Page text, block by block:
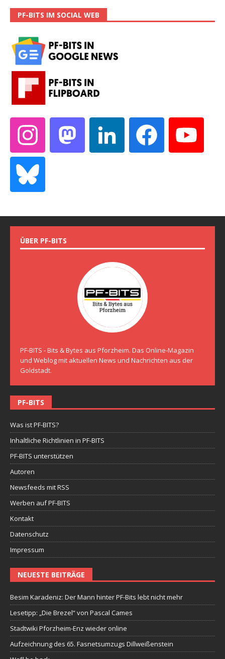
PF-BITS IM SOCIAL WEB
ÜBER PF-BITS
PF-BITS - Bits & Bytes aus Pforzheim. Das Online-Magazin
und Weblog mit aktuellen News und Nachrichten aus der
Goldstadt.
PF-BITS
Was ist PF-BITS?
Inhaltliche Richtlinien in PF-BITS
PF-BITS unterstützen
Autoren
Newsfeeds mit RSS
Werben auf PF-BITS
Kontakt
Datenschutz
Impressum
NEUESTE BEITRÄGE
Besim Karadeniz: Der Mann hinter PF-Bits lebt nicht mehr
Lesetipp: „Die Brezel“ von Pascal Cames
Stadtwiki Pforzheim-Enz wieder online
Aufzeichnung des 65. Fasnetsumzugs Dillweißenstein